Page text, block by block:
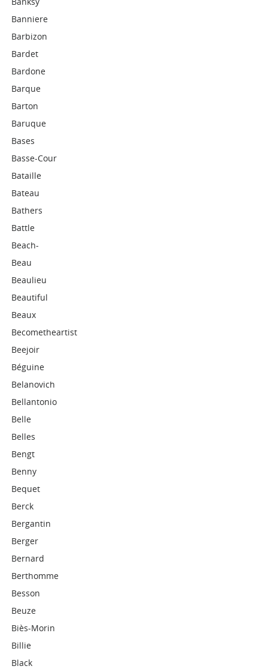
Banniere
Barbizon
Bardet
Bardone
Barque
Barton
Baruque
Bases
Basse-Cour
Bataille
Bateau
Bathers
Battle
Beach-
Beau
Beaulieu
Beautiful
Beaux
Becometheartist
Beejoir
Béguine
Belanovich
Bellantonio
Belle
Belles
Bengt
Benny
Bequet
Berck
Bergantin
Berger
Bernard
Berthomme
Besson
Beuze
Biès-Morin
Billie
Black